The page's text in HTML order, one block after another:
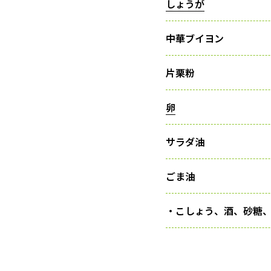
しょうが
中華ブイヨン
片栗粉
卵
サラダ油
ごま油
・こしょう、酒、砂糖